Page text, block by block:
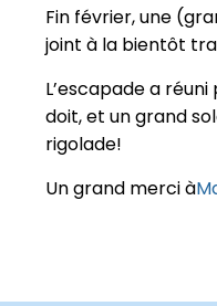
Fin février, une
joint à la bientôt
L’escapade a
doit, et un grand
rigolade!
Un grand merci à